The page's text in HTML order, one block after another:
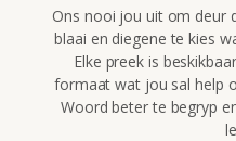
Ons nooi jou uit om deur
blaai en diegene te kies
Elke preek is
formaat wat jou sal help
Woord beter te begryp